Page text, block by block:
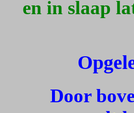
en in slaap
Door